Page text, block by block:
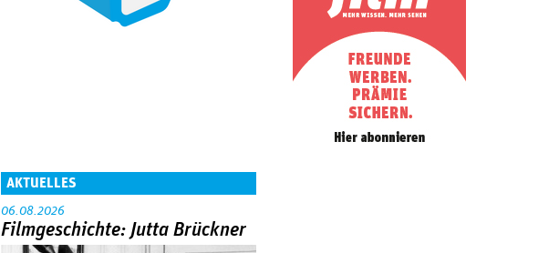
AKTUELLES
06.08.2026
Filmgeschichte: Jutta Brückner